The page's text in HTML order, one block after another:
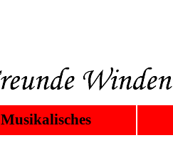
Musikalisches